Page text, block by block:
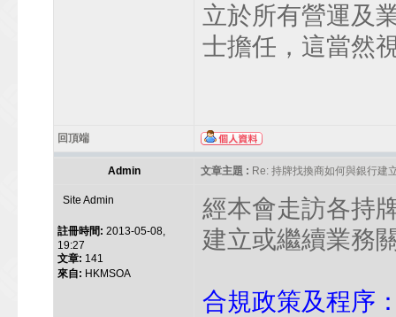
立於所有營運及
士擔任，這當然
回頂端
Admin 文章主題 : Re: 持牌找換商如何與銀行建
Site Admin
註冊時間: 2013-05-08,
19:27
文章: 141
來自: HKMSOA
經本會走訪各持
建立或繼續業務
合規政策及程序